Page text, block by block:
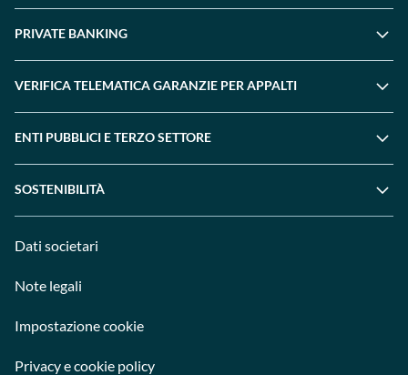
PRIVATE BANKING
VERIFICA TELEMATICA GARANZIE PER APPALTI
ENTI PUBBLICI E TERZO SETTORE
SOSTENIBILITÀ
Dati societari
Note legali
Impostazione cookie
Privacy e cookie policy